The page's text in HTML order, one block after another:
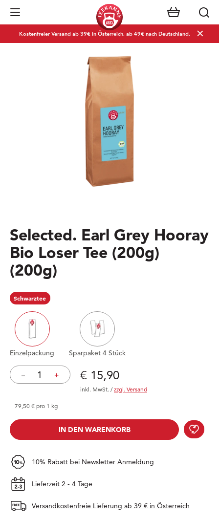
Navigation öffnen
Kostenfreier Versand ab 39€ in Österreich, ab 49€ nach Deutschland.
Selected. Earl Grey Hooray
Bio Loser Tee (200g)
(200g)
Schwarztee
Einzelpackung Sparpaket 4 Stück
– + Preis: € 15,90
€ 15,90
inkl. MwSt. /zzgl. Versand
79,50 € pro 1 kg
IN DEN WARENKORB
10% Rabatt bei Newsletter Anmeldung
Lieferzeit 2 - 4 Tage
Versandkostenfreie Lieferung ab 39 € in Österreich